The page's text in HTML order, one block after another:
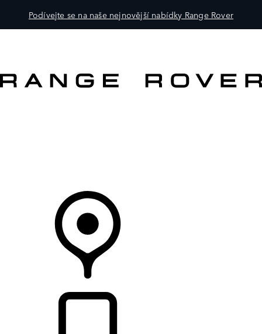
Podívejte se na naše nejnovější nabídky Range Rover